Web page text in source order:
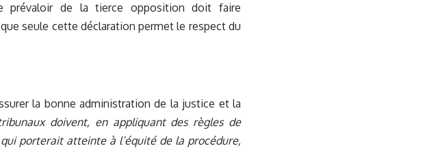
prévaloir de la tierce opposition doit faire
seule cette déclaration permet le respect du
la bonne administration de la justice et la
doivent, en appliquant des règles de
porterait atteinte à l’équité de la procédure,